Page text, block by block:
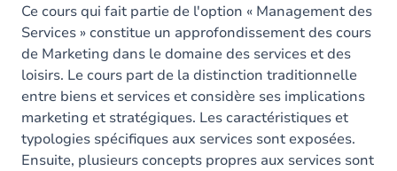
Ce cours qui fait partie de l'option « Management des
Services » constitue un approfondissement des cours
de Marketing dans le domaine des services et des
loisirs. Le cours part de la distinction traditionnelle
entre biens et services et considère ses implications
marketing et stratégiques. Les caractéristiques et
typologies spécifiques aux services sont exposées.
Ensuite, plusieurs concepts propres aux services sont